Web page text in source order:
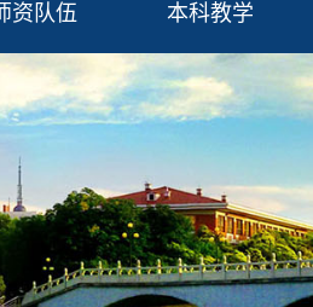
资队伍 本科教学